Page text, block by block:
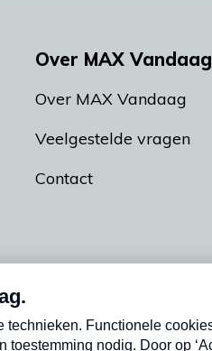
Over MAX Vandaag
Over MAX Vandaag
Veelgestelde vragen
Contact